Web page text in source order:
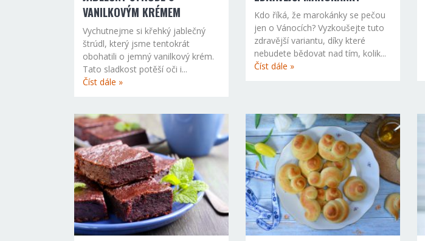
VANILKOVÝM KRÉMEM
Vychutnejme si křehký jablečný
štrúdl, který jsme tentokrát
obohatili o jemný vanilkový krém.
Tato sladkost potěší oči i...
Číst dále »
Kdo říká, že marokánky se pečou
jen o Vánocích? Vyzkoušejte tuto
zdravější variantu, díky které
nebudete bědovat nad tím, kolik...
Číst dále »